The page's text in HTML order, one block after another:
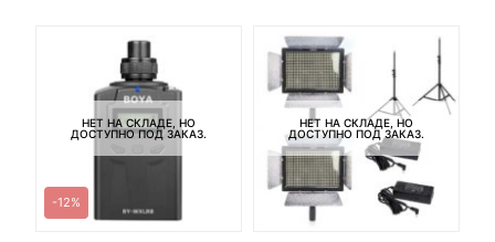
НЕТ НА СКЛАДЕ, НО
ДОСТУПНО ПОД ЗАКАЗ.
-12%
НЕТ НА СКЛАДЕ, НО
ДОСТУПНО ПОД ЗАКАЗ.